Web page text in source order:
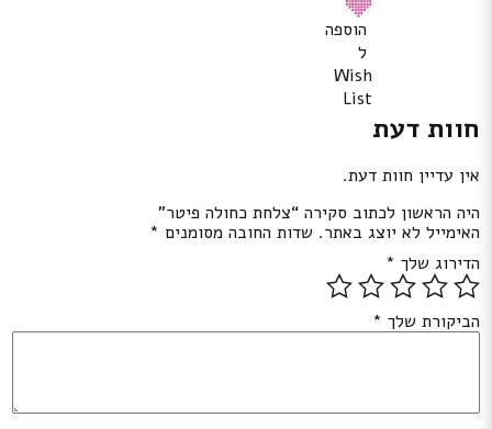
הוספה
ל
Wish
List
חוות דעת
אין עדיין חוות דעת.
היה הראשון לכתוב סקירה “צלחת כחולה פיטר”
האימייל לא יוצג באתר. שדות החובה מסומנים *
הדירוג שלך *
הביקורת שלך *